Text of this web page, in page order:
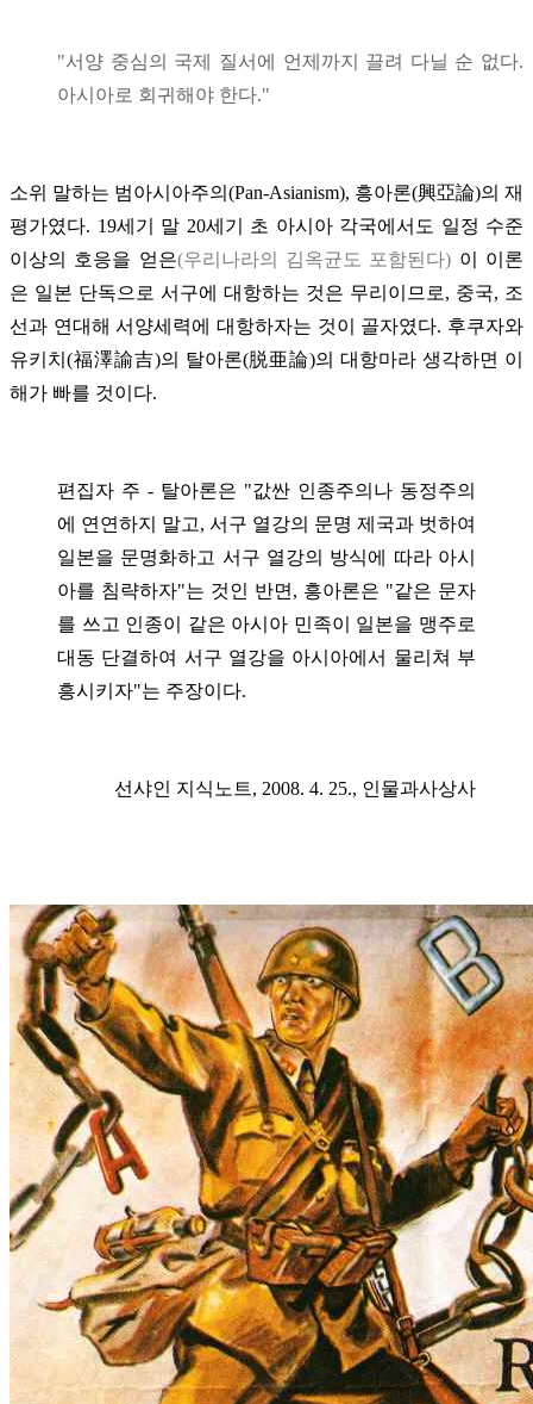
"서양 중심의 국제 질서에 언제까지 끌려 다닐 순 없다.
아시아로 회귀해야 한다."
소위 말하는 범아시아주의(Pan-Asianism), 흥아론(興亞論)의 재
평가였다. 19세기 말 20세기 초 아시아 각국에서도 일정 수준
이상의 호응을 얻은(우리나라의 김옥균도 포함된다) 이 이론
은 일본 단독으로 서구에 대항하는 것은 무리이므로, 중국, 조
선과 연대해 서양세력에 대항하자는 것이 골자였다. 후쿠자와
유키치(福澤諭吉)의 탈아론(脱亜論)의 대항마라 생각하면 이
해가 빠를 것이다.
편집자 주 - 탈아론은 "값싼 인종주의나 동정주의
에 연연하지 말고, 서구 열강의 문명 제국과 벗하여
일본을 문명화하고 서구 열강의 방식에 따라 아시
아를 침략하자"는 것인 반면, 흥아론은 "같은 문자
를 쓰고 인종이 같은 아시아 민족이 일본을 맹주로
대동 단결하여 서구 열강을 아시아에서 물리쳐 부
흥시키자"는 주장이다.
선샤인 지식노트, 2008. 4. 25., 인물과사상사